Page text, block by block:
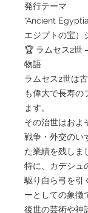
発行テーマ
“Ancient
エジプトの宝）
🏆 ラムセス2世
物語
ラムセス2世は
も偉大で長寿の
ます。
その治世はおよ
戦争・外交のい
た業績を残しま
特に、カデシュ
駆り自ら弓を引
ーとしての象徴
後世の芸術や神